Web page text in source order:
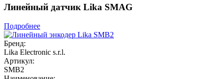
Линейный датчик Lika SMAG
Подробнее
Бренд:
Lika Electronic s.r.l.
Артикул:
SMB2